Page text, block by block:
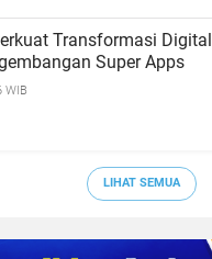
Transformasi Digital
Super Apps
WIB
LIHAT SEMUA